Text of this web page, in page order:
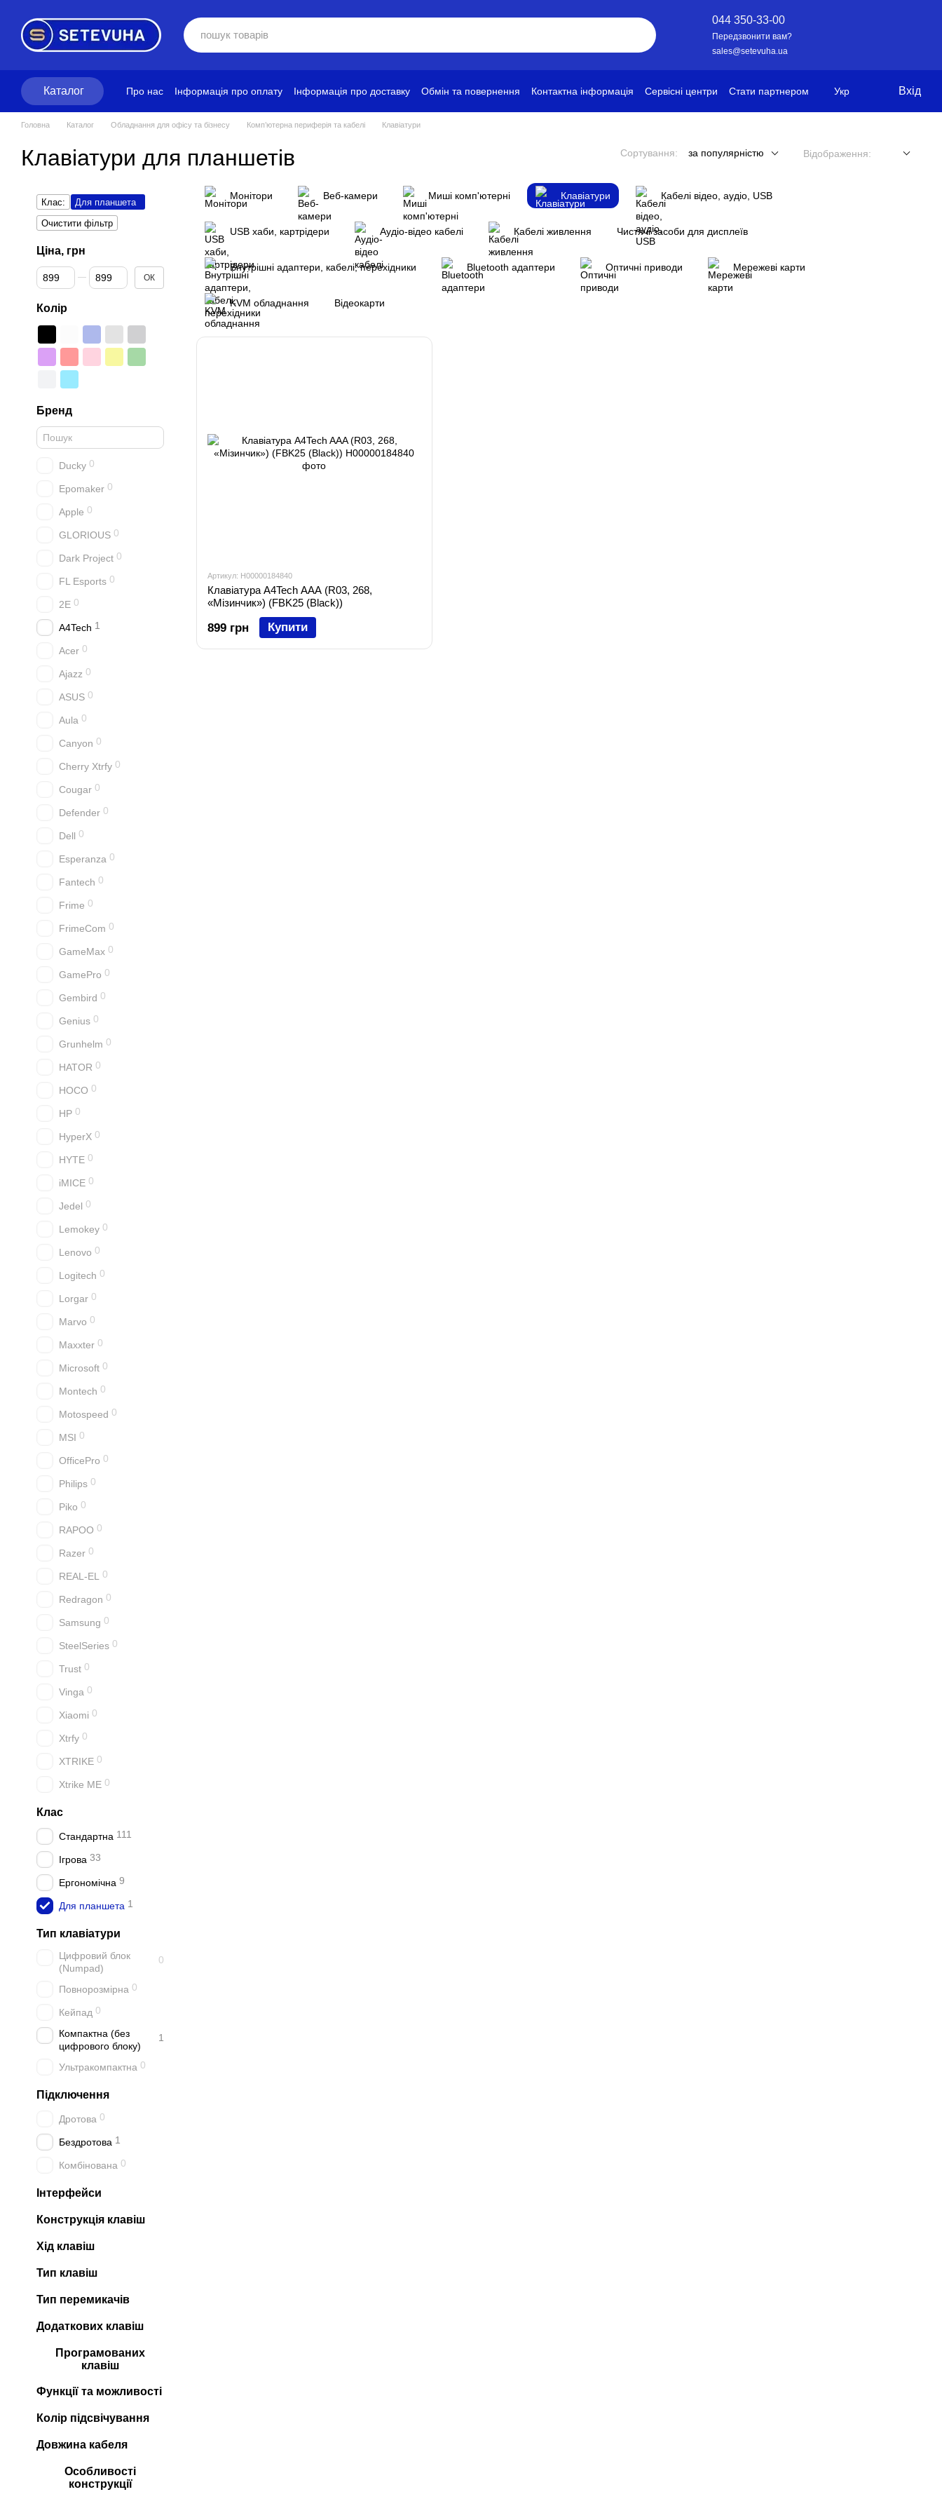
044 350-33-00
Передзвонити вам?
sales@setevuha.ua
Каталог Про нас Інформація про оплату Інформація про доставку Обмін та повернення Контактна інформація Сервісні центри
Стати партнером
Укр Вхід
Головна Каталог Обладнання для офісу та бізнесу Комп’ютерна периферія та кабелі Клавіатури
Клавіатури для планшетів Сортування: за популярністю Відображення:
Монітори Веб-камери Миші комп'ютерні Клавіатури Кабелі відео, аудіо, USB
USB хаби, картрідери Аудіо-відео кабелі Кабелі живлення Чистячі засоби для дисплеїв
Внутрішні адаптери, кабелі, перехідники Bluetooth адаптери Оптичні приводи Мережеві карти
KVM обладнання Відеокарти
Артикул: H00000184840
Клавіатура A4Tech AAA (R03, 268,
«Мізинчик») (FBK25 (Black))
899 грн Купити
Клас:
Для планшета
Очистити фільтр
Ціна, грн
Від Ціна, грн
До Ціна, грн ОК
Колір
Бренд
Ducky 0
Epomaker 0
Apple 0
GLORIOUS 0
Dark Project 0
FL Esports 0
2E 0
A4Tech 1
Acer 0
Ajazz 0
ASUS 0
Aula 0
Canyon 0
Cherry Xtrfy 0
Cougar 0
Defender 0
Dell 0
Esperanza 0
Fantech 0
Frime 0
FrimeCom 0
GameMax 0
GamePro 0
Gembird 0
Genius 0
Grunhelm 0
HATOR 0
HOCO 0
HP 0
HyperX 0
HYTE 0
iMICE 0
Jedel 0
Lemokey 0
Lenovo 0
Logitech 0
Lorgar 0
Marvo 0
Maxxter 0
Microsoft 0
Montech 0
Motospeed 0
MSI 0
OfficePro 0
Philips 0
Piko 0
RAPOO 0
Razer 0
REAL-EL 0
Redragon 0
Samsung 0
SteelSeries 0
Trust 0
Vinga 0
Xiaomi 0
Xtrfy 0
XTRIKE 0
Xtrike ME 0
Клас
Стандартна 111
Ігрова 33
Ергономічна 9
Для планшета 1
Тип клавіатури
Цифровий блок
(Numpad)
0
Повнорозмірна 0
Кейпад 0
Компактна (без
цифрового блоку)
1
Ультракомпактна 0
Підключення
Дротова 0
Бездротова 1
Комбінована 0
Інтерфейси
Конструкція клавіш
Хід клавіш
Тип клавіш
Тип перемикачів
Додаткових клавіш
Програмованих
клавіш
Функції та можливості
Колір підсвічування
Довжина кабеля
Особливості
конструкції